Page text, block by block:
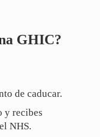
GHIC?
de caducar.
y recibes
NHS.